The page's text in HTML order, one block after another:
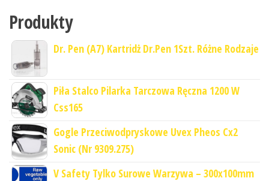
Produkty
Dr. Pen (A7) Kartridż Dr.Pen 1Szt. Różne Rodzaje
Piła Stalco Pilarka Tarczowa Ręczna 1200 W
Css165
Gogle Przeciwodpryskowe Uvex Pheos Cx2
Sonic (Nr 9309.275)
V Safety Tylko Surowe Warzywa – 300x100mm